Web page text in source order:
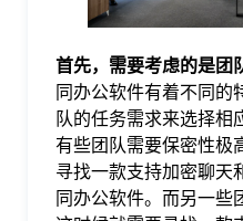
题
首先，需要考虑的是团
同办公软件有着不同的
队的任务需求来选择相
有些团队需要保密性极
寻找一款支持加密聊天
同办公软件。而另一些